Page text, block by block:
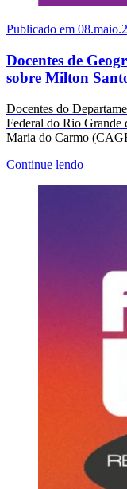
Publicado em
Docentes de
sobre Milton
Docentes do
Federal do Rio
Maria do Carmo
Continue lendo